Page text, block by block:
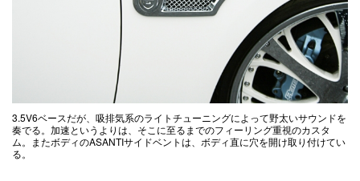
3.5V6ベースだが、吸排気系のライトチューニングによって野太いサウンドを
奏でる。加速というよりは、そこに至るまでのフィーリング重視のカスタ
ム。またボディのASANTIサイドベントは、ボディ直に穴を開け取り付けてい
る。